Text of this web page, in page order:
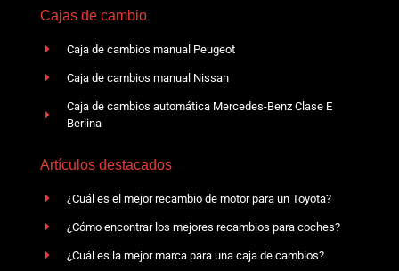
Cajas de cambio
Caja de cambios manual Peugeot
Caja de cambios manual Nissan
Caja de cambios automática Mercedes-Benz Clase E
Berlina
Artículos destacados
¿Cuál es el mejor recambio de motor para un Toyota?
¿Cómo encontrar los mejores recambios para coches?
¿Cuál es la mejor marca para una caja de cambios?